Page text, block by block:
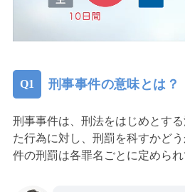
刑事事件の意味とは？
刑事事件は、刑法をはじめとす
た行為に対し、刑罰を科すかど
件の刑罰は各罪名ごとに定められ